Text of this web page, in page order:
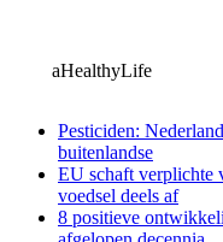
aHealthyLife
Pesticiden:
buitenlandse
EU schaft verplichte
voedsel deels af
8 positieve